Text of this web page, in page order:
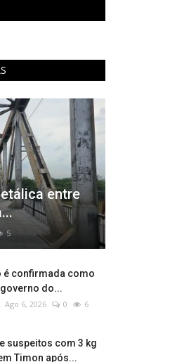
entre
5
é confirmada como
do...
Ago 6, 2026 0 6
suspeitos com 3 kg
Timon após...